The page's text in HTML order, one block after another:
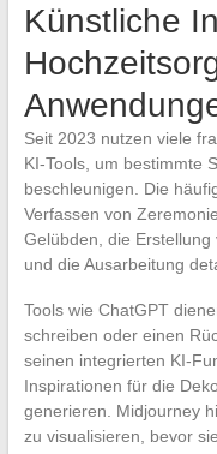
Künstliche
Seit 2023 nutzen viele
KI-Tools, um bestimmte
beschleunigen. Die
Verfassen von
Gelübden, die
und die Ausarbeitung
Tools wie ChatGPT
schreiben oder einen
seinen integrierten KI-
Inspirationen für die
generieren. Midjourney
zu visualisieren, bevor